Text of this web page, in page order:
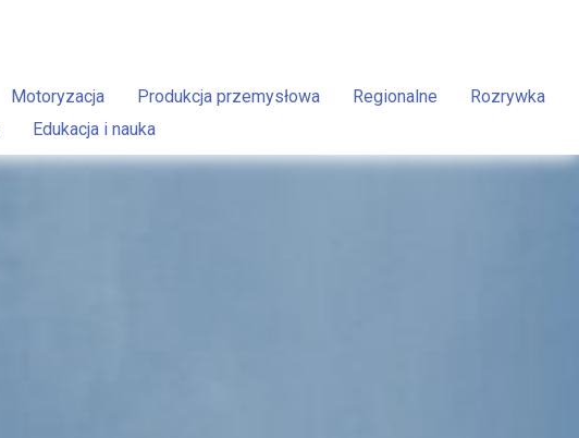
Motoryzacja Produkcja przemysłowa Regionalne
Rozrywka
Edukacja i nauka